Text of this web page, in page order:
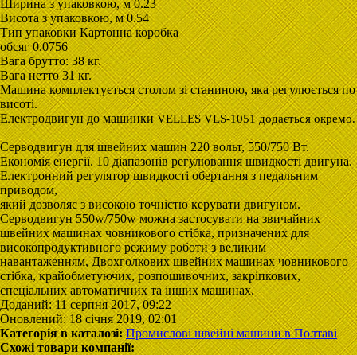
Ширина з упаковкою, м 0.23
Висота з упаковкою, м 0.54
Тип упаковки Картонна коробка
обсяг 0.0756
Вага брутто: 38 кг.
Вага нетто 31 кг.
Машина комплектується столом зі станиною, яка регулюється по
висоті.
Електродвигун до машинкиVELLES VLS-1051додається окремо.
Серводвигун для швейних машин 220 вольт, 550/750 Вт.
Економія енергії. 10 діапазонів регулювання швидкості двигуна.
Електронний регулятор швидкості обертання з педальним
приводом,
який дозволяє з високою точністю керувати двигуном.
Серводвигун 550w/750w можна застосувати на звичайних
швейних машинах човникового стібка, призначених для
високопродуктивного режиму роботи з великим
навантаженням, Двохголкових швейних машинах човникового
стібка, крайобметуючих, розпошивочних, закріпкових,
спеціальних автоматичних та інших машинах.
Доданий: 11 серпня 2017, 09:22
Оновлений: 18 січня 2019, 02:01
Категорія в каталозі: Промислові швейні машини в Полтаві
Схожі товари компанії: